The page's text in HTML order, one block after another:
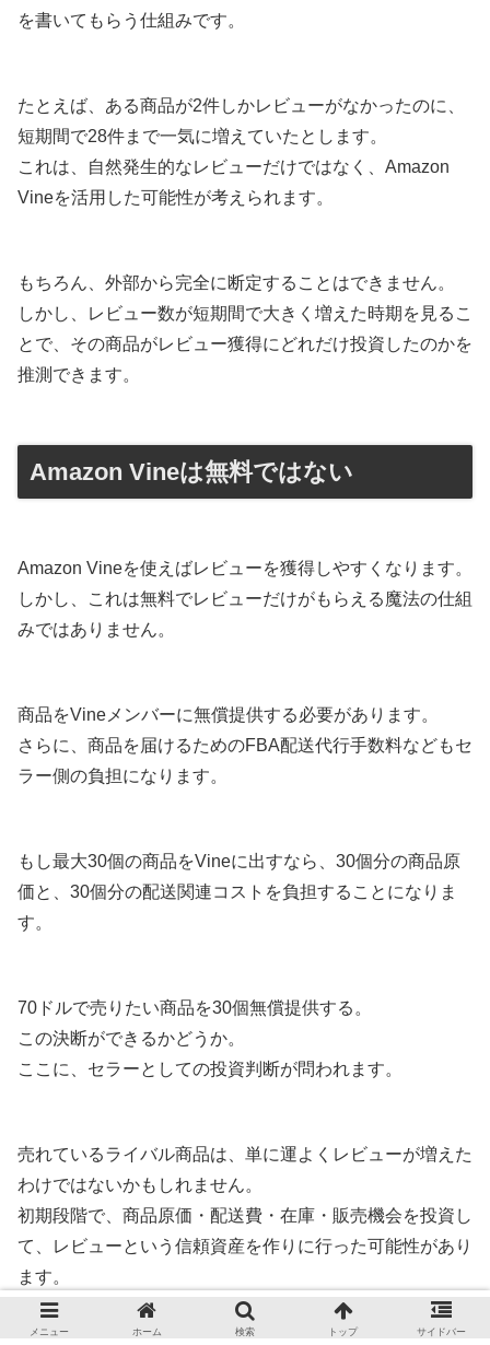
を書いてもらう仕組みです。
たとえば、ある商品が2件しかレビューがなかったのに、
短期間で28件まで一気に増えていたとします。
これは、自然発生的なレビューだけではなく、Amazon
Vineを活用した可能性が考えられます。
もちろん、外部から完全に断定することはできません。
しかし、レビュー数が短期間で大きく増えた時期を見るこ
とで、その商品がレビュー獲得にどれだけ投資したのかを
推測できます。
Amazon Vineは無料ではない
Amazon Vineを使えばレビューを獲得しやすくなります。
しかし、これは無料でレビューだけがもらえる魔法の仕組
みではありません。
商品をVineメンバーに無償提供する必要があります。
さらに、商品を届けるためのFBA配送代行手数料などもセ
ラー側の負担になります。
もし最大30個の商品をVineに出すなら、30個分の商品原
価と、30個分の配送関連コストを負担することになりま
す。
70ドルで売りたい商品を30個無償提供する。
この決断ができるかどうか。
ここに、セラーとしての投資判断が問われます。
売れているライバル商品は、単に運よくレビューが増えた
わけではないかもしれません。
初期段階で、商品原価・配送費・在庫・販売機会を投資し
て、レビューという信頼資産を作りに行った可能性があり
ます。
メニュー ホーム 検索 トップ サイドバー